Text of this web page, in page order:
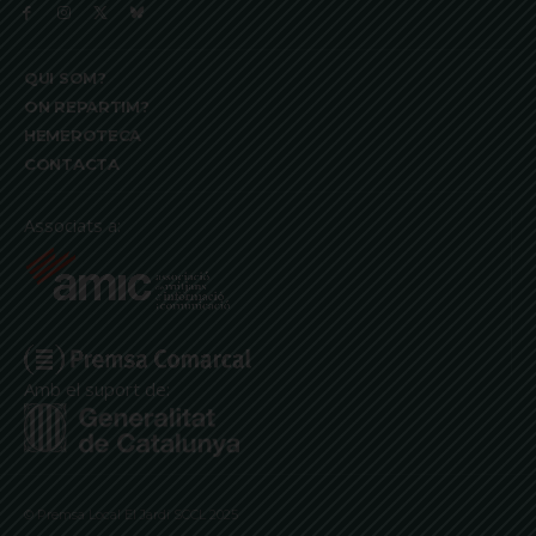
QUI SOM?
ON REPARTIM?
HEMEROTECA
CONTACTA
Associats a:
Amb el suport de:
© Premsa Local El Jardí SCCL 2025